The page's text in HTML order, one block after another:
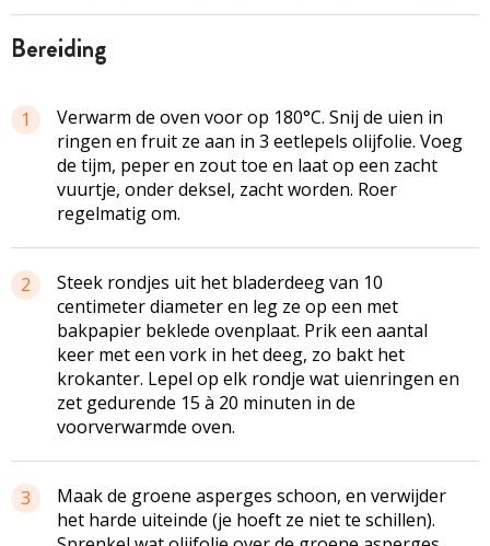
bereiding
1
Verwarm de oven voor op 180°C. Snij de uien in
ringen en fruit ze aan in 3 eetlepels olijfolie. Voeg
de tijm, peper en zout toe en laat op een zacht
vuurtje, onder deksel, zacht worden. Roer
regelmatig om.
2
Steek rondjes uit het bladerdeeg van 10
centimeter diameter en leg ze op een met
bakpapier beklede ovenplaat. Prik een aantal
keer met een vork in het deeg, zo bakt het
krokanter. Lepel op elk rondje wat uienringen en
zet gedurende 15 à 20 minuten in de
voorverwarmde oven.
3
Maak de groene asperges schoon, en verwijder
het harde uiteinde (je hoeft ze niet te schillen).